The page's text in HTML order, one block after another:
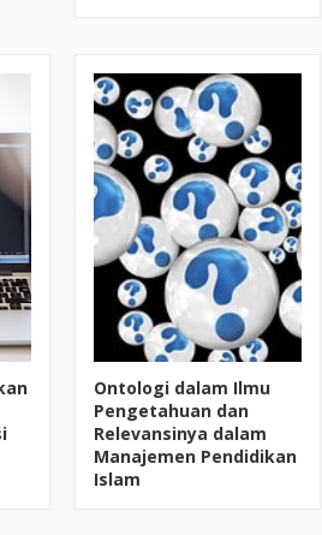
Ontologi dalam Ilmu
Pengetahuan dan
Relevansinya dalam
Manajemen Pendidikan
Islam